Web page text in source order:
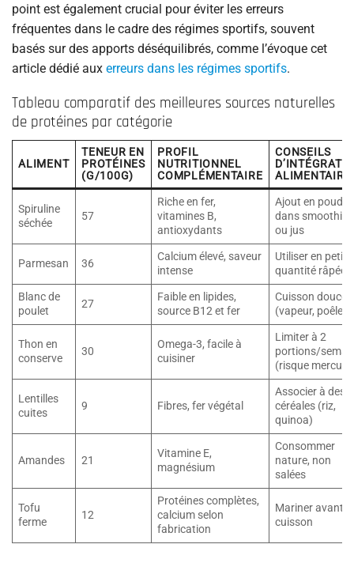
point est également crucial pour éviter les erreurs
fréquentes dans le cadre des régimes sportifs, souvent
basés sur des apports déséquilibrés, comme l’évoque cet
article dédié aux erreurs dans les régimes sportifs.
Tableau comparatif des meilleures sources naturelles
de protéines par catégorie
ALIMENT
TENEUR EN
PROTÉINES
(G/100G)
PROFIL
NUTRITIONNEL
COMPLÉMENTAIRE
CONSEILS
ALIMENTAIRE
Spiruline
séchée
57
Riche en fer,
vitamines B,
antioxydants
Ajout en poudre
dans smoothies
ou jus
Parmesan 36
Calcium élevé, saveur
intense
Utiliser en petite
quantité râpée
Blanc de
poulet
27
Faible en lipides,
source B12 et fer
Cuisson douce
(vapeur, poêle)
Thon en
conserve
30
Omega-3, facile à
cuisiner
Limiter à 2
portions/
(risque
Lentilles
cuites
9 Fibres, fer végétal
Associer à des
céréales (riz,
quinoa)
Amandes 21
Vitamine E,
magnésium
Consommer
nature, non
salées
Tofu
ferme
12
Protéines complètes,
calcium selon
fabrication
Mariner avant
cuisson